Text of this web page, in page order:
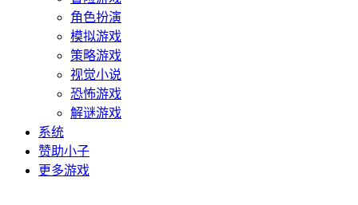
角色扮演
模拟游戏
策略游戏
视觉小说
恐怖游戏
解谜游戏
系统
赞助小子
更多游戏